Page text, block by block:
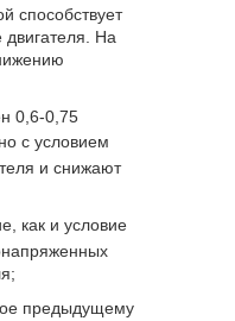
способствует
На
0,6-0,75
с условием
и снижают
как и условие
предыдущему